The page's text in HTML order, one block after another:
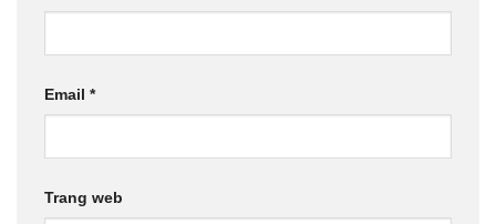
Email *
Trang web